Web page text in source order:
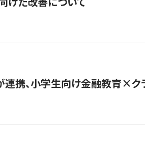
連携、小学生向け金融教育×ク